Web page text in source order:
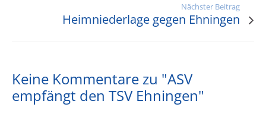
Nächster Beitrag
Heimniederlage gegen Ehningen
Keine Kommentare zu "ASV
empfängt den TSV Ehningen"